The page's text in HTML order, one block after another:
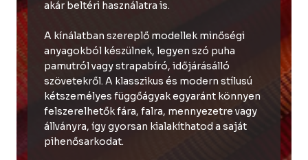
akár beltéri használatra is.
A kínálatban szereplő modellek minőségi
anyagokból készülnek, legyen szó puha
pamutról vagy strapabíró, időjárásálló
szövetekről. A klasszikus és modern stílusú
kétszemélyes függőágyak egyaránt könnyen
felszerelhetők fára, falra, mennyezetre vagy
állványra, így gyorsan kialakíthatod a saját
pihenősarkodat.